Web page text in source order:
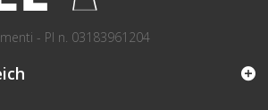
- PI n. 03183961204